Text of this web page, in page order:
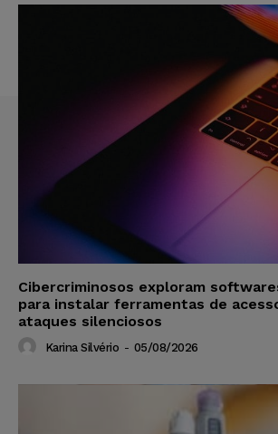
Cibercriminosos exploram
para instalar ferramentas de
ataques silenciosos
Karina Silvério - 05/08/2026